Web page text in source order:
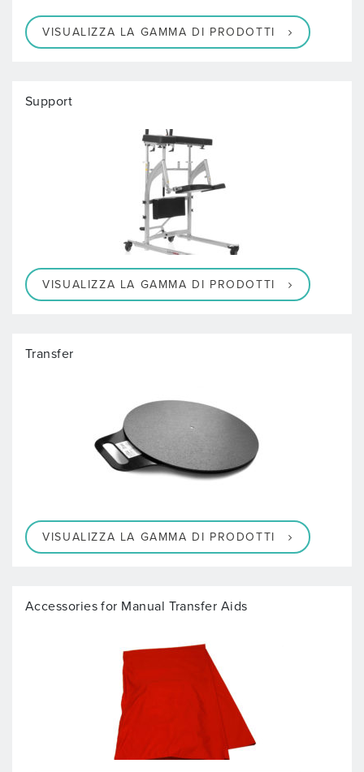
VISUALIZZA LA GAMMA DI PRODOTTI
Support
VISUALIZZA LA GAMMA DI PRODOTTI
Transfer
VISUALIZZA LA GAMMA DI PRODOTTI
Accessories for Manual Transfer Aids